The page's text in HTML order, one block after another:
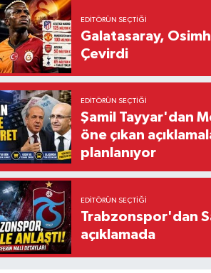
EDITÖRÜN SEÇTIĞI
Galatasaray,
Çevirdi
EDITÖRÜN SEÇTIĞI
Şamil Tayyar'dan
öne çıkan
planlanıyor
EDITÖRÜN SEÇTIĞI
Trabzonspor'dan
açıklamada